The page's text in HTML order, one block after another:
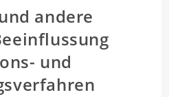
andere
und